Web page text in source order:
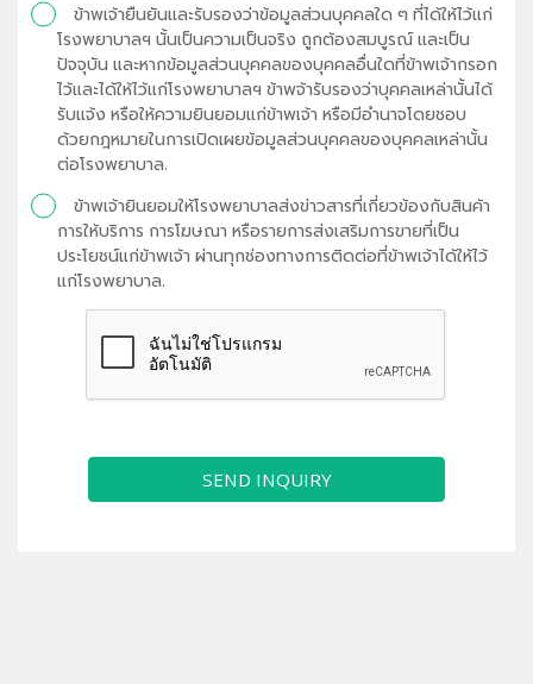
ข้าพเจ้ายืนยันและรับรองว่าข้อมูลส่วนบุคคลใด ๆ ที่ได้ให้ไว้แก่
โรงพยาบาลฯ นั้นเป็นความเป็นจริง ถูกต้องสมบูรณ์ และเป็น
ปัจจุบัน และหากข้อมูลส่วนบุคคลของบุคคลอื่นใดที่ข้าพเจ้ากรอก
ไว้และได้ให้ไว้แก่โรงพยาบาลฯ ข้าพจ้ารับรองว่าบุคคลเหล่านั้นได้
รับแจ้ง หรือให้ความยินยอมแก่ข้าพเจ้า หรือมีอำนาจโดยชอบ
ด้วยกฎหมายในการเปิดเผยข้อมูลส่วนบุคคลของบุคคลเหล่านั้น
ต่อโรงพยาบาล.
ข้าพเจ้ายินยอมให้โรงพยาบาลส่งข่าวสารที่เกี่ยวข้องกับสินค้า
การให้บริการ การโฆษณา หรือรายการส่งเสริมการขายที่เป็น
ประโยชน์แก่ข้าพเจ้า ผ่านทุกช่องทางการติดต่อที่ข้าพเจ้าได้ให้ไว้
แก่โรงพยาบาล.
SEND INQUIRY